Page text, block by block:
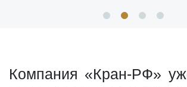
Компания «Кран-РФ»